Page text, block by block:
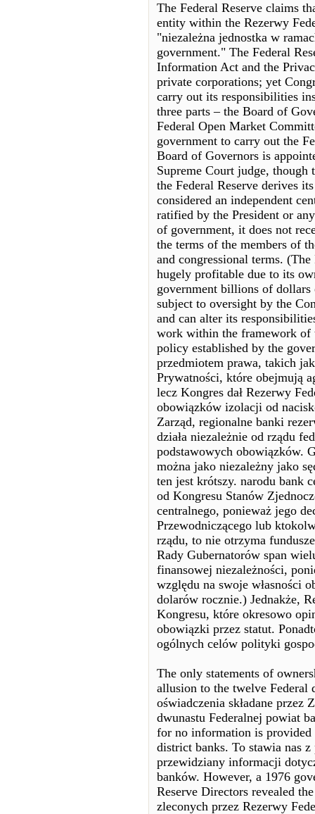
The Federal Reserve claims
entity within the Rezerwy
"niezależna jednostka w
government." The Federal
Information Act and the
private corporations; yet
carry out its responsibilities
three parts – the Board of
Federal Open Market
government to carry out the
Board of Governors is
Supreme Court judge, though
the Federal Reserve derives
considered an independent
ratified by the President or
of government, it does not
the terms of the members of
and congressional terms.
hugely profitable due to its
government billions of dollars
subject to oversight by the
and can alter its
work within the framework of
policy established by the
przedmiotem prawa, takich
Prywatności, które obejmują
lecz Kongres dał Rezerwy
obowiązków izolacji od
Zarząd, regionalne banki
działa niezależnie od rządu
podstawowych obowiązków.
można jako niezależny jako
ten jest krótszy. narodu bank
od Kongresu Stanów
centralnego, ponieważ jego
Przewodniczącego lub
rządu, to nie otrzyma
Rady Gubernatorów span
finansowej niezależności,
względu na swoje własności
dolarów rocznie.) Jednakże,
Kongresu, które okresowo
obowiązki przez statut.
ogólnych celów polityki
The only statements of
allusion to the twelve Federal
oświadczenia składane przez
dwunastu Federalnej powiat
for no information is provided
district banks. To stawia nas
przewidziany informacji
banków. However, a 1976
Reserve Directors revealed
zleconych przez Rezerwy